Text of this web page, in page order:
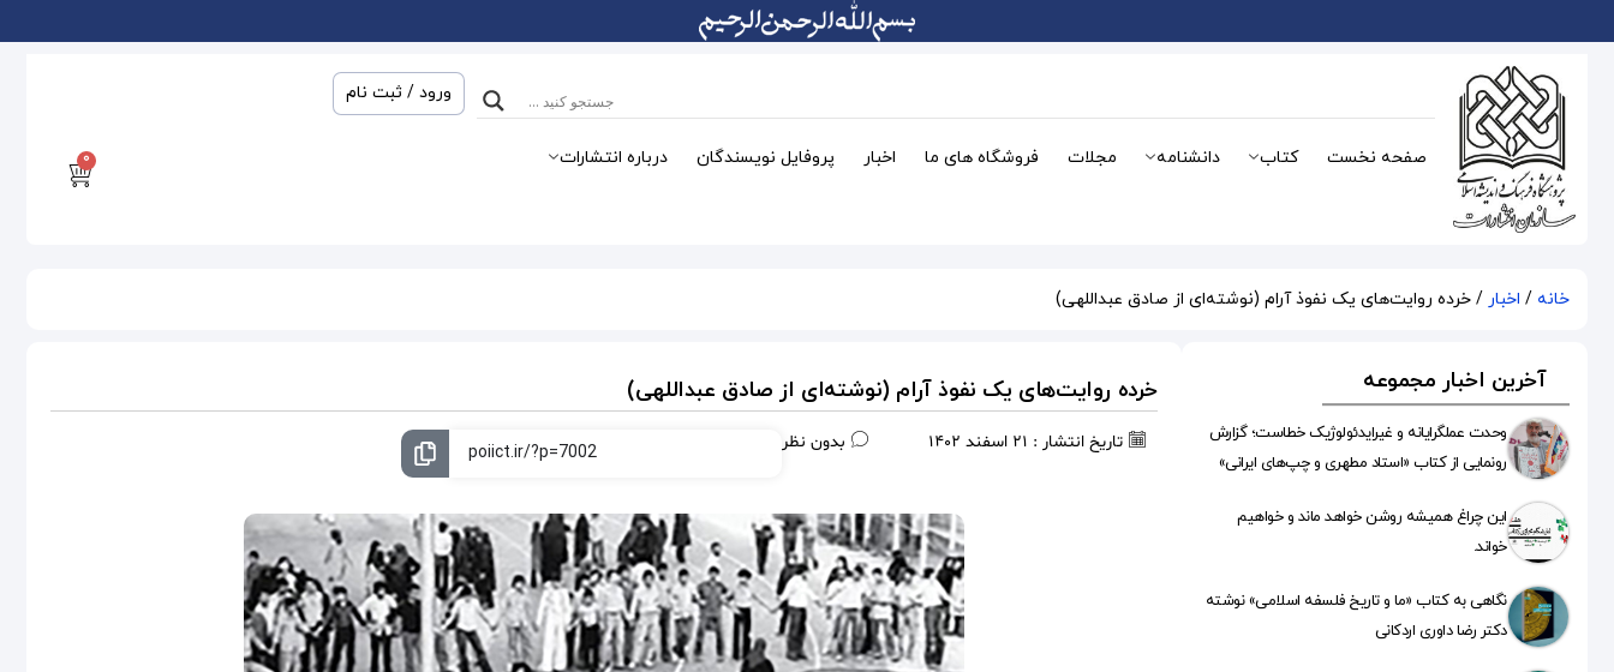
ورود / ثبت نام
صفحه نخست کتاب دانشنامه مجلات فروشگاه های ما اخبار پروفایل نویسندگان درباره انتشارات 0
خانه / اخبار / خرده روایت‌های یک نفوذ آرام (نوشته‌ای از صادق عبداللهی)
آخرین اخبار مجموعه
وحدت عملگرایانه و غیرایدئولوژیک خطاست؛ گزارش
رونمایی از کتاب «استاد مطهری و چپ‌های ایرانی»
این چراغ همیشه روشن خواهد ماند و خواهیم
خواند.
نگاهی به کتاب «ما و تاریخ فلسفه اسلامی» نوشته
دکتر رضا داوری اردکانی
خرده روایت‌های یک نفوذ آرام (نوشته‌ای از صادق عبداللهی)
تاریخ انتشار : 21 اسفند 1402 بدون نظر